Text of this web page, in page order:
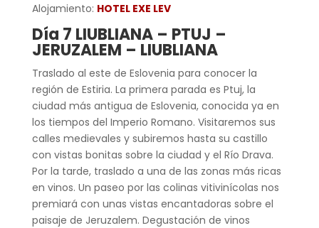
Alojamiento: HOTEL EXE LEV
Día 7 LIUBLIANA – PTUJ –
JERUZALEM – LIUBLIANA
Traslado al este de Eslovenia para conocer la
región de Estiria. La primera parada es Ptuj, la
ciudad más antigua de Eslovenia, conocida ya en
los tiempos del Imperio Romano. Visitaremos sus
calles medievales y subiremos hasta su castillo
con vistas bonitas sobre la ciudad y el Río Drava.
Por la tarde, traslado a una de las zonas más ricas
en vinos. Un paseo por las colinas vitivinícolas nos
premiará con unas vistas encantadoras sobre el
paisaje de Jeruzalem. Degustación de vinos